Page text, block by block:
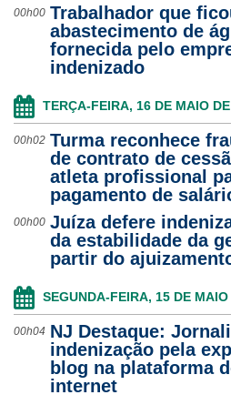
00h00 Trabalhador que
abastecimento de
fornecida pelo
indenizado
TERÇA-FEIRA, 16 DE MAIO
00h02 Turma reconhece
de contrato de
atleta profissional
pagamento de
00h00 Juíza defere
da estabilidade da
partir do
SEGUNDA-FEIRA, 15 DE
00h04 NJ Destaque:
indenização pela
blog na plataforma
internet